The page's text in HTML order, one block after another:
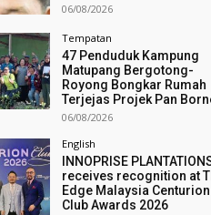
06/08/2026
Tempatan
47 Penduduk Kampung
Matupang Bergotong-
Royong Bongkar Rumah
Terjejas Projek Pan
06/08/2026
English
INNOPRISE
receives recognition at
Edge Malaysia Centurion
Club Awards 2026